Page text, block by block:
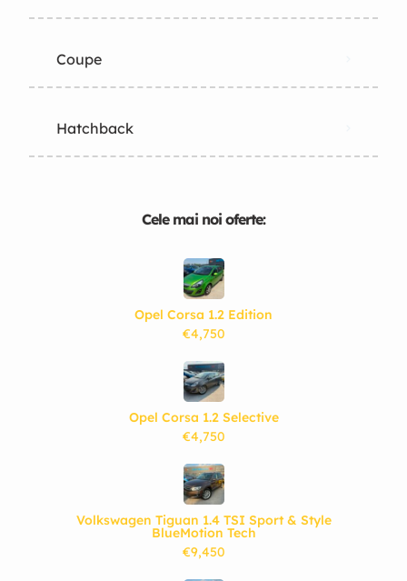
Coupe
Hatchback
Cele mai noi oferte:
Opel Corsa 1.2 Edition
€4,750
Opel Corsa 1.2 Selective
€4,750
Volkswagen Tiguan 1.4 TSI Sport & Style
BlueMotion Tech
€9,450